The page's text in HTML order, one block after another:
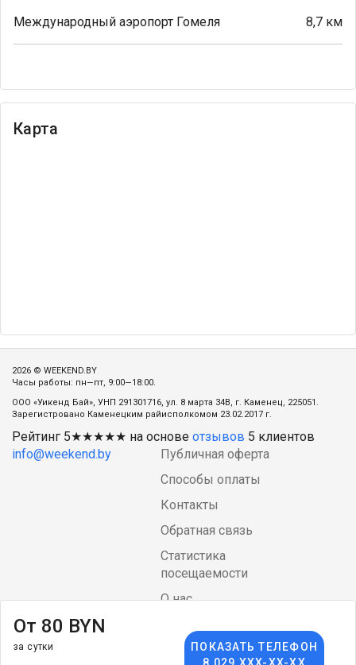
От 80 BYN
за сутки
ПОКАЗАТЬ ТЕЛЕФОН
Международный аэропорт Гомеля 8,7 км
Карта
2026 © WEEKEND.BY
Часы работы: пн—пт, 9:00—18:00.
ООО «Уикенд Бай», УНП 291301716, ул. 8 марта 34В, г. Каменец, 225051.
Зарегистровано Каменецким райисполкомом 23.02.2017 г.
Рейтинг 5★★★★★ на основе отзывов 5 клиентов
info@weekend.by
Публичная оферта
Способы оплаты
Контакты
Обратная связь
Статистика
посещаемости
О нас
Language